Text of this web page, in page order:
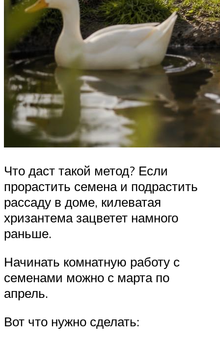
Что даст такой метод? Если
прорастить семена и подрастить
рассаду в доме, килеватая
хризантема зацветет намного
раньше.
Начинать комнатную работу с
семенами можно с марта по
апрель.
Вот что нужно сделать: